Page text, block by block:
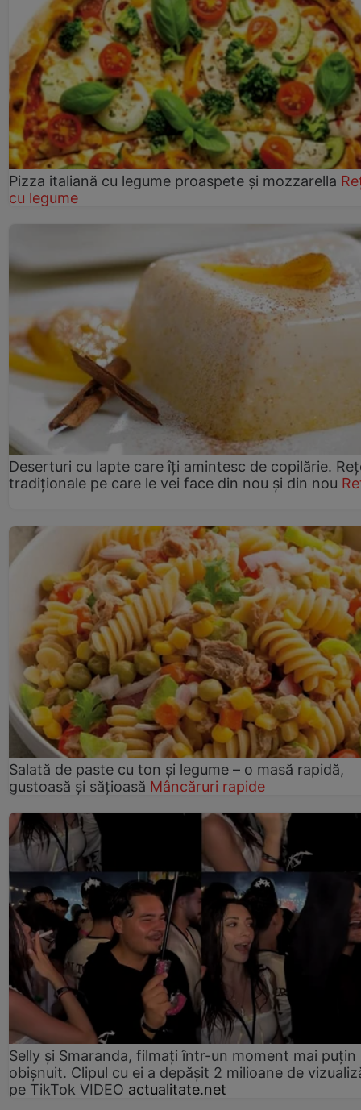
Pizza italiană cu legume proaspete și mozzarella
cu legume
Deserturi cu lapte care îți amintesc de copilărie.
tradiționale pe care le vei face din nou și din nou
Salată de paste cu ton și legume – o masă rapidă,
gustoasă și sățioasă Mâncăruri rapide
Selly și Smaranda, filmați într-un moment mai puțin
obișnuit. Clipul cu ei a depășit 2 milioane de
pe TikTok VIDEO actualitate.net